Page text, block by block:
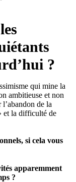
?
qui mine la
ambitieuse et non
de la
et la difficulté de
si cela vous
apparemment
?